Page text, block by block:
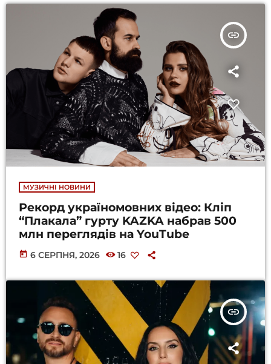
insert_link
МУЗИЧНІ НОВИНИ
Рекорд україномовних відео: Кліп
“Плакала” гурту KAZKA набрав 500
млн переглядів на YouTube
today 6 СЕРПНЯ, 2026 16
insert_link